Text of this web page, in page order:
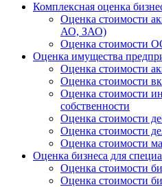
Комплексная оценка
Оценка стоимости
АО, ЗАО)
Оценка стоимости
Оценка имущества
Оценка стоимости
Оценка стоимости
Оценка стоимости
собственности
Оценка стоимости
Оценка стоимости
Оценка стоимости
Оценка бизнеса для
Оценка стоимости
Оценка стоимости